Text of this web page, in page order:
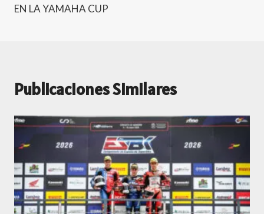
EN LA YAMAHA CUP
Publicaciones Similares